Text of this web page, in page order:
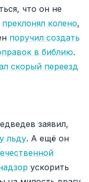
что он не
преклонял колено,
поручил создать
в библию.
скорый переезд
заявил,
льду. А ещё он
ускорить